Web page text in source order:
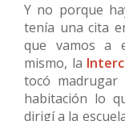
Y no porque
tenía una cita
que vamos a
mismo, la
tocó
habitación lo
dirigí a la